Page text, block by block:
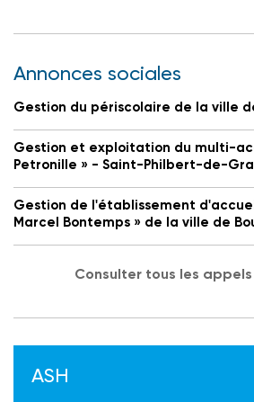
Annonces sociales
Gestion du périscolaire de la ville
Gestion et exploitation du multi-
Petronille » - Saint-Philbert-de-
Gestion de l'établissement
Marcel Bontemps » de la ville de
Consulter tous les
ASH